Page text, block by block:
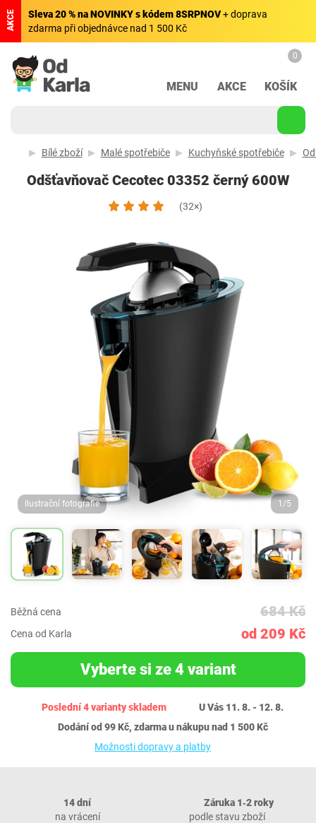
AKCE Sleva 20 % na NOVINKY s kódem 8SRPNOV+ doprava
zdarma při objednávce nad 1 500 Kč
MENU AKCE
0
KOŠÍK
Bílé zboží Malé spotřebiče Kuchyňské spotřebiče
Odšťavňovač Cecotec 03352 černý 600W
(32×)
Ilustrační fotografie 1/5
Běžná cena 684 Kč
Cena od Karla od 209 Kč
Vyberte si ze 4 variant
Poslední 4 varianty skladem
U Vás 11. 8. - 12. 8.
Dodání od 99 Kč, zdarma u nákupu nad 1 500 Kč
Možnosti dopravy a platby
14 dní
na vrácení
Záruka 1‐2 roky
podle stavu zboží